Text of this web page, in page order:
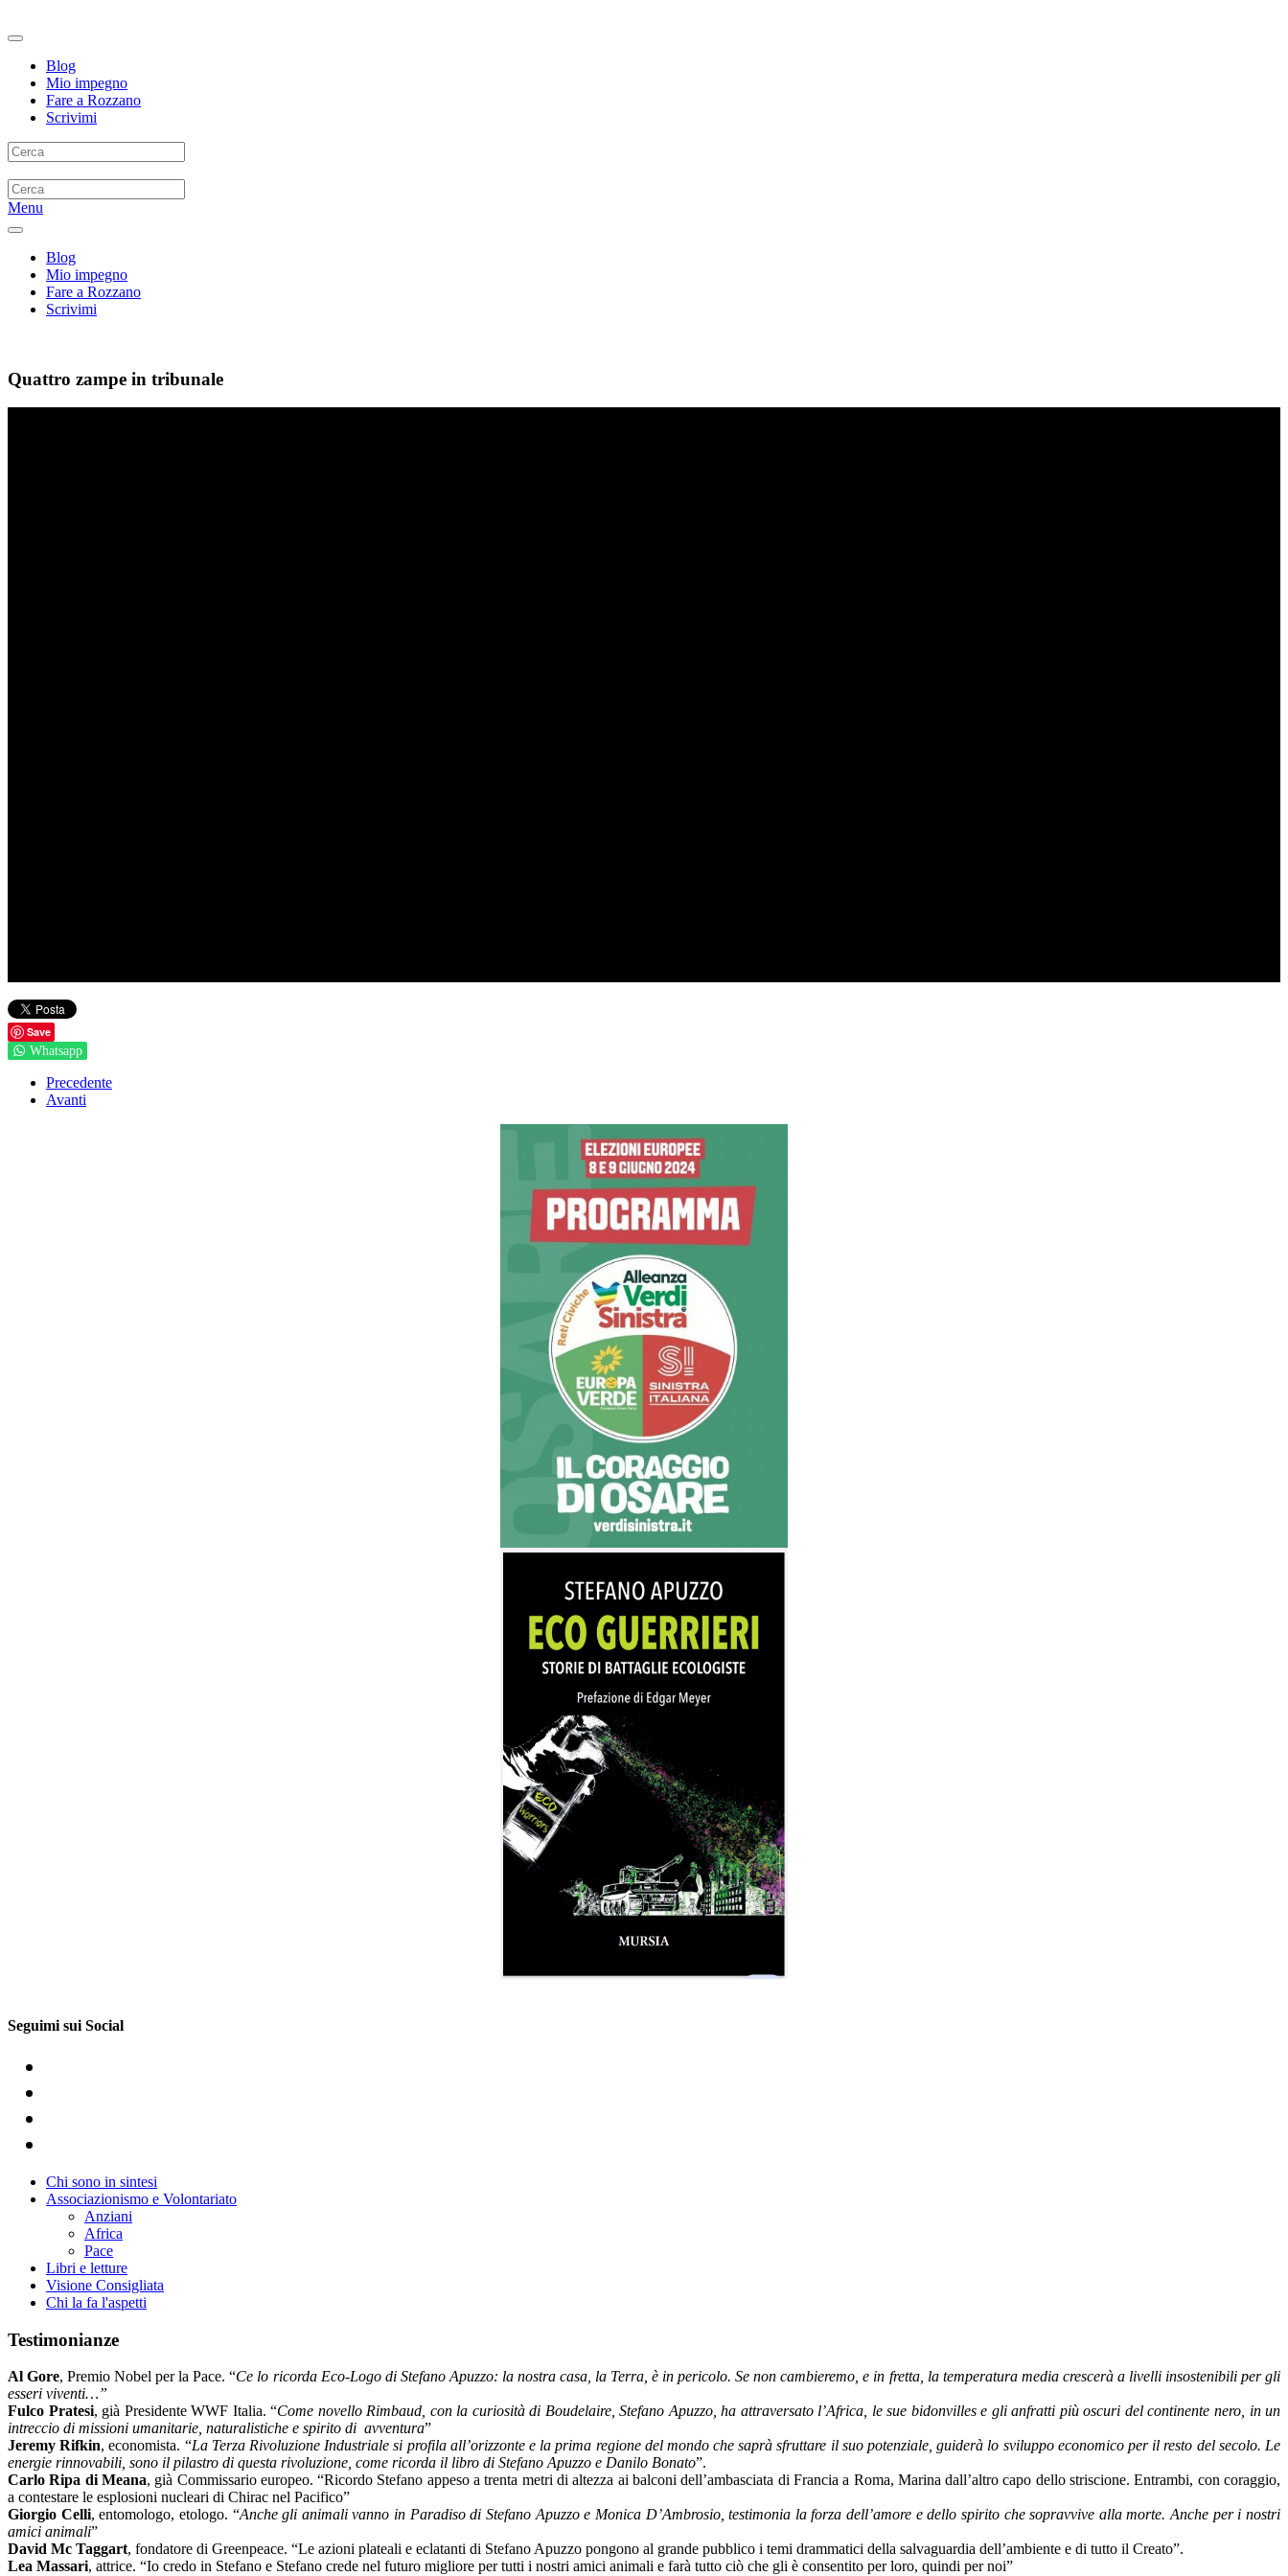
Blog
Mio impegno
Fare a Rozzano
Scrivimi
Menu
Blog
Mio impegno
Fare a Rozzano
Scrivimi
Quattro zampe in tribunale
Save
Whatsapp
Precedente
Avanti
Seguimi sui Social
Chi sono in sintesi
Associazionismo e Volontariato
Anziani
Africa
Pace
Libri e letture
Visione Consigliata
Chi la fa l'aspetti
Testimonianze
Al Gore, Premio Nobel per la Pace. “Ce lo ricorda Eco-Logo di Stefano Apuzzo: la nostra casa, la Terra, è in pericolo. Se non cambieremo, e in fretta, la temperatura media crescerà a livelli insostenibili per gli
esseri viventi…”
Fulco Pratesi, già Presidente WWF Italia. “Come novello Rimbaud, con la curiosità di Boudelaire, Stefano Apuzzo, ha attraversato l’Africa, le sue bidonvilles e gli anfratti più oscuri del continente nero, in un
intreccio di missioni umanitarie, naturalistiche e spirito di avventura”
Jeremy Rifkin, economista. “La Terza Rivoluzione Industriale si profila all’orizzonte e la prima regione del mondo che saprà sfruttare il suo potenziale, guiderà lo sviluppo economico per il resto del secolo. Le
energie rinnovabili, sono il pilastro di questa rivoluzione, come ricorda il libro di Stefano Apuzzo e Danilo Bonato”.
Carlo Ripa di Meana, già Commissario europeo. “Ricordo Stefano appeso a trenta metri di altezza ai balconi dell’ambasciata di Francia a Roma, Marina dall’altro capo dello striscione. Entrambi, con coraggio,
a contestare le esplosioni nucleari di Chirac nel Pacifico”
Giorgio Celli, entomologo, etologo. “Anche gli animali vanno in Paradiso di Stefano Apuzzo e Monica D’Ambrosio, testimonia la forza dell’amore e dello spirito che sopravvive alla morte. Anche per i nostri
amici animali”
David Mc Taggart, fondatore di Greenpeace. “Le azioni plateali e eclatanti di Stefano Apuzzo pongono al grande pubblico i temi drammatici della salvaguardia dell’ambiente e di tutto il Creato”.
Lea Massari, attrice. “Io credo in Stefano e Stefano crede nel futuro migliore per tutti i nostri amici animali e farà tutto ciò che gli è consentito per loro, quindi per noi”